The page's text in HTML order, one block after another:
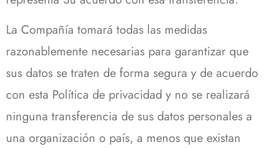
La Compañía tomará todas las medidas
razonablemente necesarias para garantizar que
sus datos se traten de forma segura y de acuerdo
con esta Política de privacidad y no se realizará
ninguna transferencia de sus datos personales a
una organización o país, a menos que existan